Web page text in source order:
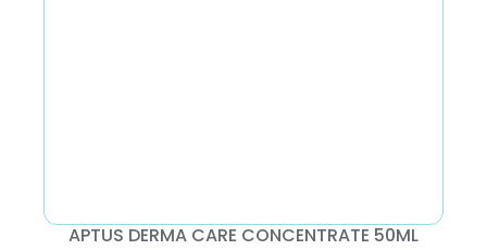
APTUS DERMA CARE CONCENTRATE 50ML